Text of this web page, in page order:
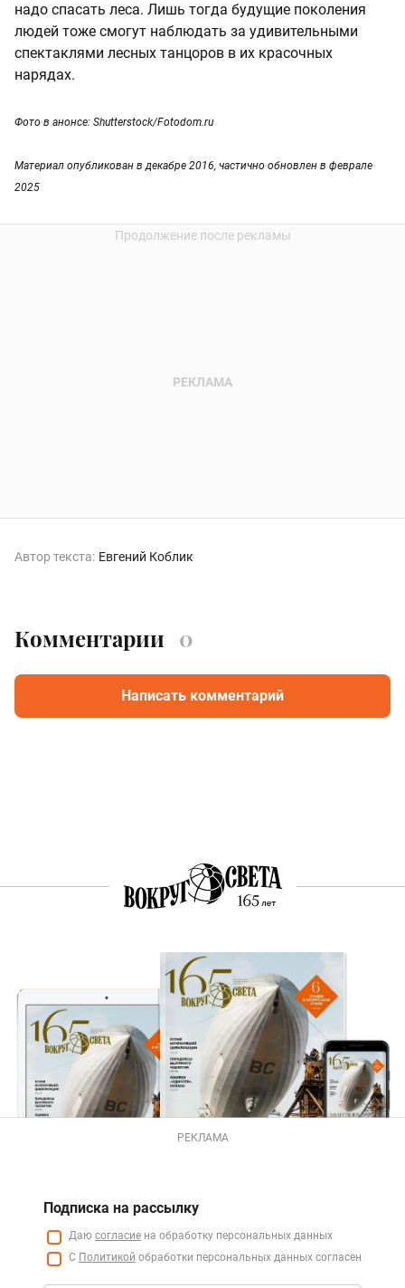
надо спасать леса. Лишь тогда будущие поколения
людей тоже смогут наблюдать за удивительными
спектаклями лесных танцоров в их красочных
нарядах.
Фото в анонсе: Shutterstock/Fotodom.ru
Материал опубликован в декабре 2016, частично обновлен в феврале
2025
Автор текста: Евгений Коблик
Комментарии 0
Написать комментарий
РЕКЛАМА
Подписка на рассылку
Даю согласие на обработку персональных данных
С Политикой обработки персональных данных согласен